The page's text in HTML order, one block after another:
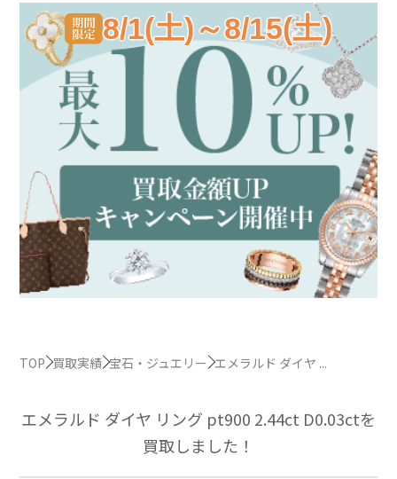
8/1(土)～8/15(土)
TOP 買取実績 宝石・ジュエリー エメラルド ダイヤ ...
エメラルド ダイヤ リング pt900 2.44ct D0.03ctを
買取しました！